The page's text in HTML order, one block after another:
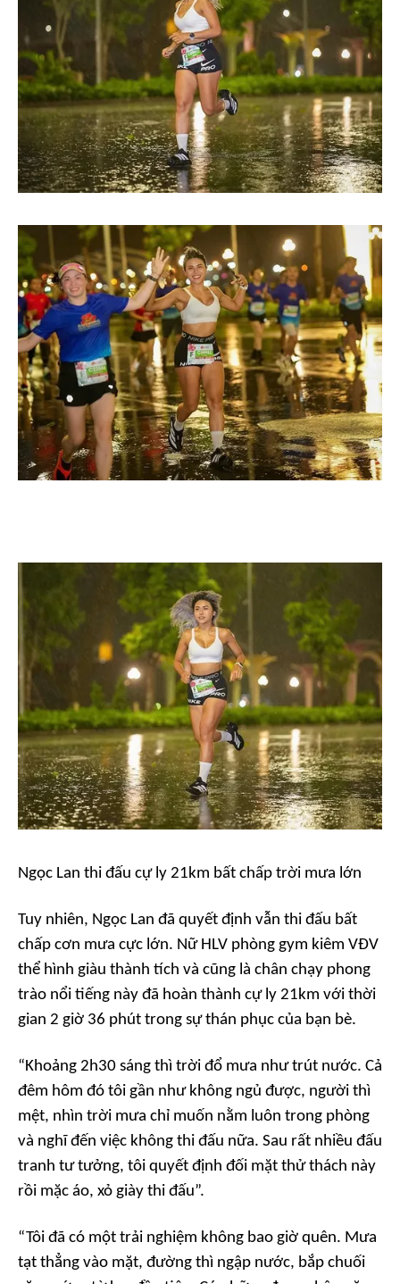
Ngọc Lan thi đấu cự ly 21km bất chấp trời mưa lớn
Tuy nhiên, Ngọc Lan đã quyết định vẫn thi đấu bất
chấp cơn mưa cực lớn. Nữ HLV phòng gym kiêm VĐV
thể hình giàu thành tích và cũng là chân chạy phong
trào nổi tiếng này đã hoàn thành cự ly 21km với thời
gian 2 giờ 36 phút trong sự thán phục của bạn bè.
“Khoảng 2h30 sáng thì trời đổ mưa như trút nước. Cả
đêm hôm đó tôi gần như không ngủ được, người thì
mệt, nhìn trời mưa chỉ muốn nằm luôn trong phòng
và nghĩ đến việc không thi đấu nữa. Sau rất nhiều đấu
tranh tư tưởng, tôi quyết định đối mặt thử thách này
rồi mặc áo, xỏ giày thi đấu”.
“Tôi đã có một trải nghiệm không bao giờ quên. Mưa
tạt thẳng vào mặt, đường thì ngập nước, bắp chuối